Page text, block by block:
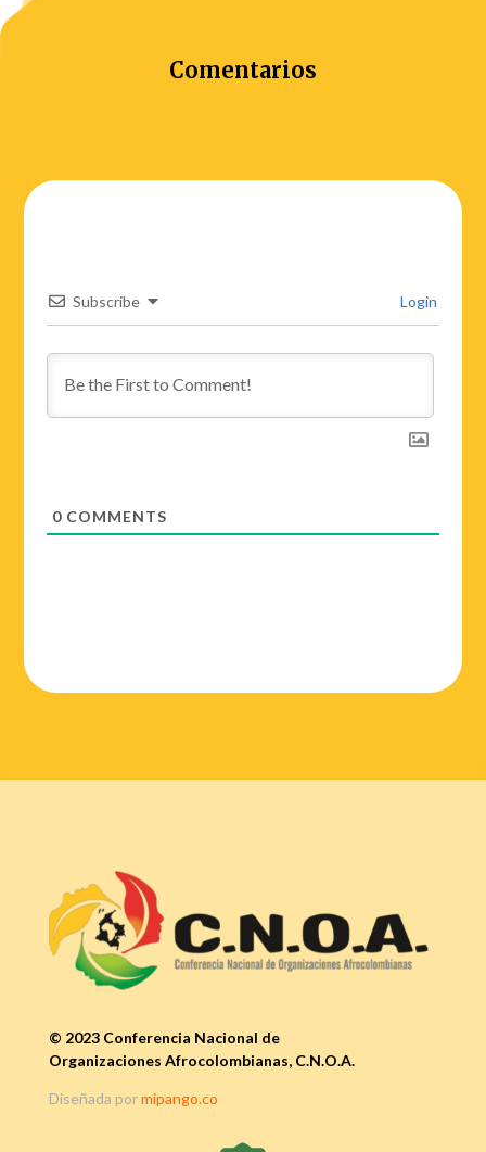
Comentarios
Subscribe Login
0 COMMENTS
© 2023 Conferencia Nacional de
Organizaciones Afrocolombianas, C.N.O.A.
Diseñada pormipango.co